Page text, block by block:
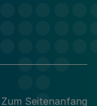
Zum Seitenanfang